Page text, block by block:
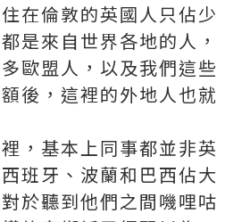
在倫敦的英國人只佔少
是來自世界各地的人，
歐盟人，以及我們這些
後，這裡的外地人也就
，基本上同事都並非英
班牙、波蘭和巴西佔大
於聽到他們之間嘰哩咕